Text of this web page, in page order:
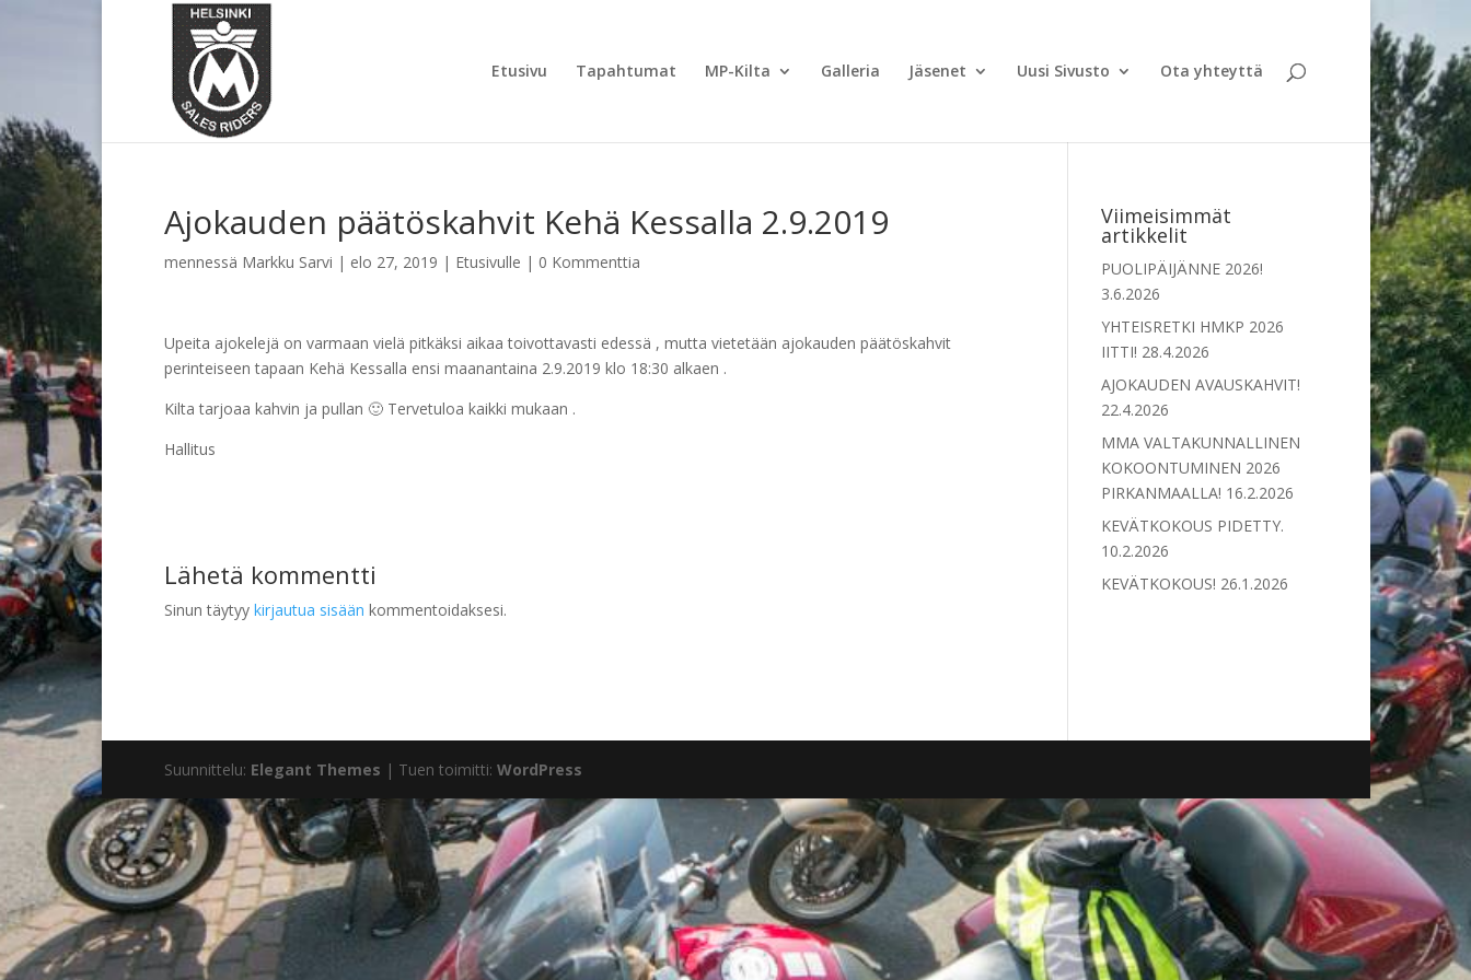
Etusivu Tapahtumat MP-Kilta Galleria Jäsenet Uusi Sivusto Ota yhteyttä
Ajokauden päätöskahvit Kehä Kessalla 2.9.2019
mennessä Markku Sarvi | elo 27, 2019 | Etusivulle | 0 Kommenttia
Upeita ajokelejä on varmaan vielä pitkäksi aikaa toivottavasti edessä , mutta vietetään ajokauden päätöskahvit
perinteiseen tapaan Kehä Kessalla ensi maanantaina 2.9.2019 klo 18:30 alkaen .
Kilta tarjoaa kahvin ja pullan 🙂 Tervetuloa kaikki mukaan .
Hallitus
Lähetä kommentti
Sinun täytyykirjautua sisään kommentoidaksesi.
Viimeisimmät
artikkelit
PUOLIPÄIJÄNNE 2026!
3.6.2026
YHTEISRETKI HMKP 2026
IITTI! 28.4.2026
AJOKAUDEN AVAUSKAHVIT!
22.4.2026
MMA VALTAKUNNALLINEN
KOKOONTUMINEN 2026
PIRKANMAALLA! 16.2.2026
KEVÄTKOKOUS PIDETTY.
10.2.2026
KEVÄTKOKOUS! 26.1.2026
Suunnittelu: Elegant Themes | Tuen toimitti:WordPress